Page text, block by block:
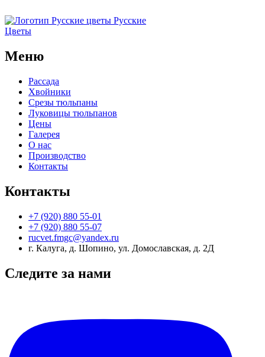
Русские
Цветы
Меню
Рассада
Хвойники
Срезы тюльпаны
Луковицы тюльпанов
Цены
Галерея
О нас
Производство
Контакты
Контакты
+7 (920) 880 55-01
+7 (920) 880 55-07
rucvet.fmgc@yandex.ru
г. Калуга, д. Шопино, ул. Домославская, д. 2Д
Следите за нами